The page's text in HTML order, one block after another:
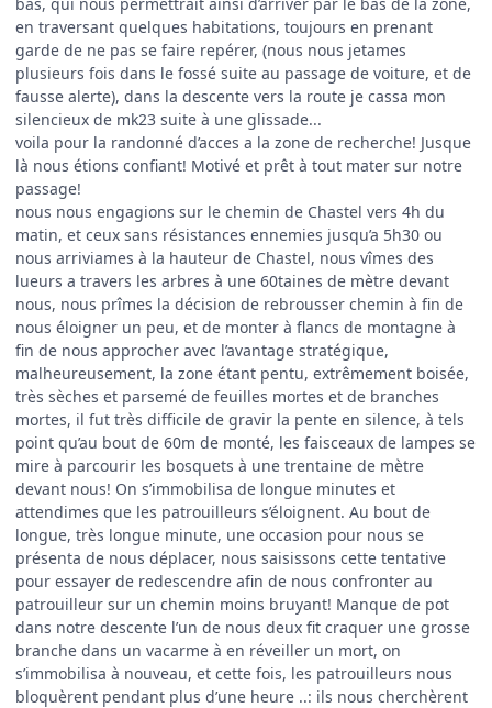
en traversant quelques habitations, toujours en prenant
garde de ne pas se faire repérer, (nous nous jetames
plusieurs fois dans le fossé suite au passage de voiture, et de
fausse alerte), dans la descente vers la route je cassa mon
silencieux de mk23 suite à une glissade...
voila pour la randonné d’acces a la zone de recherche! Jusque
là nous étions confiant! Motivé et prêt à tout mater sur notre
passage!
nous nous engagions sur le chemin de Chastel vers 4h du
matin, et ceux sans résistances ennemies jusqu’a 5h30 ou
nous arriviames à la hauteur de Chastel, nous vîmes des
lueurs a travers les arbres à une 60taines de mètre devant
nous, nous prîmes la décision de rebrousser chemin à fin de
nous éloigner un peu, et de monter à flancs de montagne à
fin de nous approcher avec l’avantage stratégique,
malheureusement, la zone étant pentu, extrêmement boisée,
très sèches et parsemé de feuilles mortes et de branches
mortes, il fut très difficile de gravir la pente en silence, à tels
point qu’au bout de 60m de monté, les faisceaux de lampes se
mire à parcourir les bosquets à une trentaine de mètre
devant nous! On s’immobilisa de longue minutes et
attendimes que les patrouilleurs s’éloignent. Au bout de
longue, très longue minute, une occasion pour nous se
présenta de nous déplacer, nous saisissons cette tentative
pour essayer de redescendre afin de nous confronter au
patrouilleur sur un chemin moins bruyant! Manque de pot
dans notre descente l’un de nous deux fit craquer une grosse
branche dans un vacarme à en réveiller un mort, on
s’immobilisa à nouveau, et cette fois, les patrouilleurs nous
bloquèrent pendant plus d’une heure ..: ils nous cherchèrent